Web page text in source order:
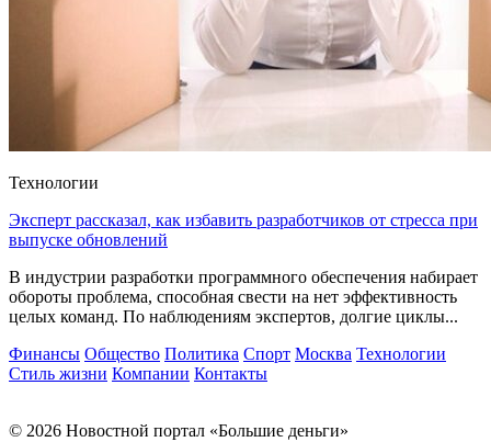
Технологии
Эксперт рассказал, как избавить разработчиков от стресса при
выпуске обновлений
В индустрии разработки программного обеспечения набирает
обороты проблема, способная свести на нет эффективность
целых команд. По наблюдениям экспертов, долгие циклы...
Финансы Общество Политика Спорт Москва Технологии
Стиль жизни Компании Контакты
© 2026 Новостной портал «Большие деньги»